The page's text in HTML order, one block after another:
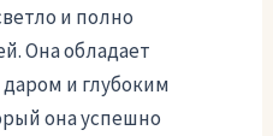
и полно
Она обладает
и глубоким
она успешно